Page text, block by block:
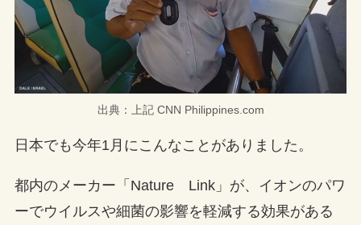
出典：上記 CNN Philippines.com
日本でも今年1月にこんなことがありました。
都内のメーカー「Nature Link」が、イオンのパワ
ーでウイルスや細菌の影響を軽減する効果がある